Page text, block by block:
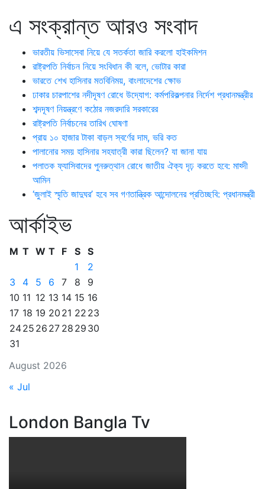
এ সংক্রান্ত আরও সংবাদ
ভারতীয় ভিসাসেবা নিয়ে যে সতর্কতা জারি করলো হাইকমিশন
রাষ্ট্রপতি নির্বাচন নিয়ে সংবিধান কী বলে, ভোটার কারা
ভারতে শেখ হাসিনার মতবিনিময়, বাংলাদেশের ক্ষোভ
ঢাকার চারপাশের নদীদূষণ রোধে উদ্যোগ: কর্মপরিকল্পনার নির্দেশ প্রধানমন্ত্রীর
শব্দদূষণ নিয়ন্ত্রণে কঠোর নজরদারি সরকারের
রাষ্ট্রপতি নির্বাচনের তারিখ ঘোষণা
প্রায় ১০ হাজার টাকা বাড়ল স্বর্ণের দাম, ভরি কত
পালানোর সময় হাসিনার সহযাত্রী কারা ছিলেন? যা জানা যায়
পলাতক ফ্যাসিবাদের পুনরুত্থান রোধে জাতীয় ঐক্য দৃঢ় করতে হবে: মাহ্দী
আমিন
‘জুলাই স্মৃতি জাদুঘর’ হবে সব গণতান্ত্রিক আন্দোলনের প্রতিচ্ছবি: প্রধানমন্ত্রী
আর্কাইভ
August 2026
M T W T F S S
1
2
3
4 5 6 7 8
9
10 11 12 13 14 15 16
17 18 19 20 21 22 23
2425 26 27 28 29 30
31
« Jul
London Bangla Tv